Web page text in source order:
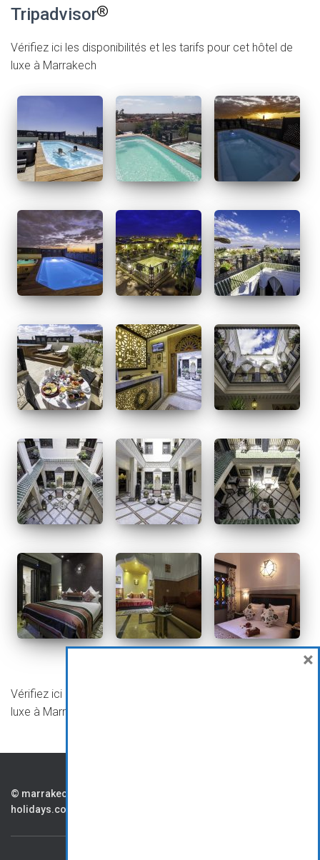
Tripadvisor
Vérifiez ici les disponibilités et les tarifs pour cet hôtel de
luxe à Marrakech
Vérifiez ici les disponibilités et les tarifs pour cet hôtel de
luxe à Marrakech
© marrakech.viaprestige-
holidays.com
×